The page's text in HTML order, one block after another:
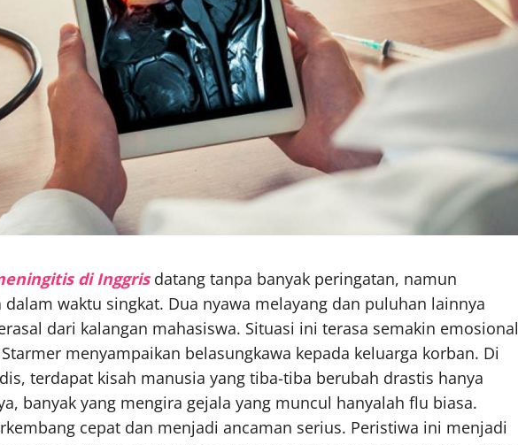
di Inggrisdatang tanpa banyak peringatan, namun
waktu singkat. Dua nyawa melayang dan puluhan lainnya
dari kalangan mahasiswa. Situasi ini terasa semakin emosional
menyampaikan belasungkawa kepada keluarga korban. Di
terdapat kisah manusia yang tiba-tiba berubah drastis hanya
banyak yang mengira gejala yang muncul hanyalah flu biasa.
cepat dan menjadi ancaman serius. Peristiwa ini menjadi